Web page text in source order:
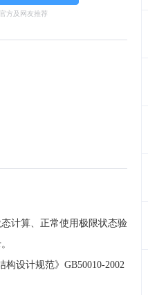
方及网友推荐
计算、正常使用极限状态验
设计规范》GB50010-2002